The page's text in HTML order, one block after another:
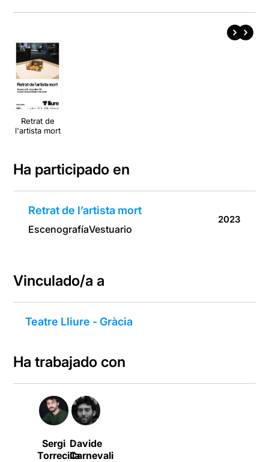
Retrat de
l'artista mort
Ha participado en
Retrat de l’artista mort
EscenografíaVestuario
2023
Vinculado/a a
Teatre Lliure - Gràcia
Ha trabajado con
Sergi
Torrecilla
Davide
Carnevali